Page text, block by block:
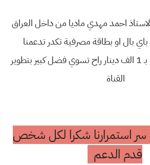
احمد مهدي ماديا من داخل العراق
بال او بطاقة مصرفية تكدر تدعمنا
بتحويل رصيد حته لو بـ 1 الف دينار راح تسوي فضل كبير بتطوير
القناة
سر استمرارنا شكرا لكل شخص
قدم الدعم